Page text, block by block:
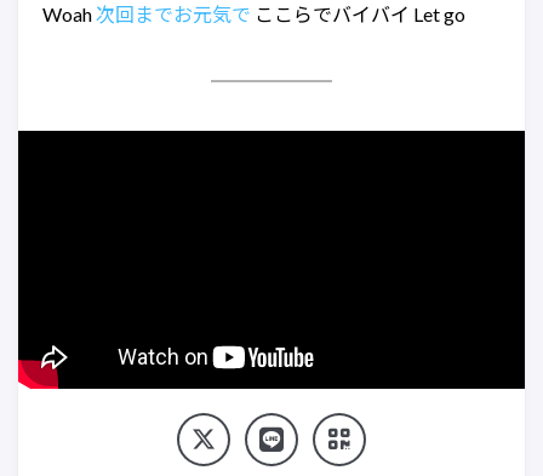
Woah次回までお元気で ここらでバイバイ Let go